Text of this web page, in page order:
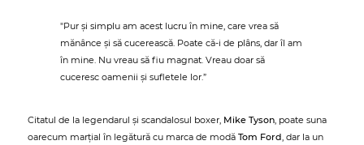
"Pur și simplu am acest lucru în mine, care vrea să
mănânce și să cucerească. Poate că-i de plâns, dar îl am
în mine. Nu vreau să fiu magnat. Vreau doar să
cuceresc oamenii și sufletele lor.”
Citatul de la legendarul și scandalosul boxer, Mike Tyson, poate suna
oarecum marțial în legătură cu marca de modă Tom Ford, dar la un